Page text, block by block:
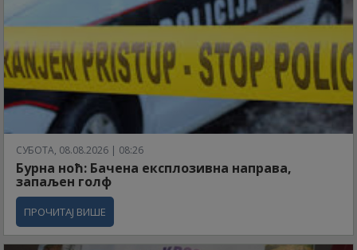
СУБОТА, 08.08.2026 | 08:26
Бурна ноћ: Бачена експлозивна направа,
запаљен голф
ПРОЧИТАЈ ВИШЕ